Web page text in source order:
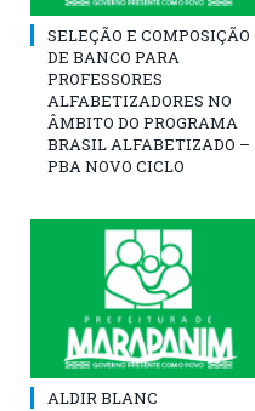
SELEÇÃO E COMPOSIÇÃO
DE BANCO PARA
PROFESSORES
ALFABETIZADORES NO
ÂMBITO DO PROGRAMA
BRASIL ALFABETIZADO –
PBA NOVO CICLO
ALDIR BLANC